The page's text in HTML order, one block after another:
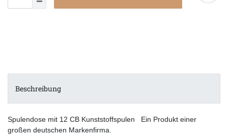
Beschreibung
Spulendose mit 12 CB Kunststoffspulen Ein Produkt einer
großen deutschen Markenfirma.